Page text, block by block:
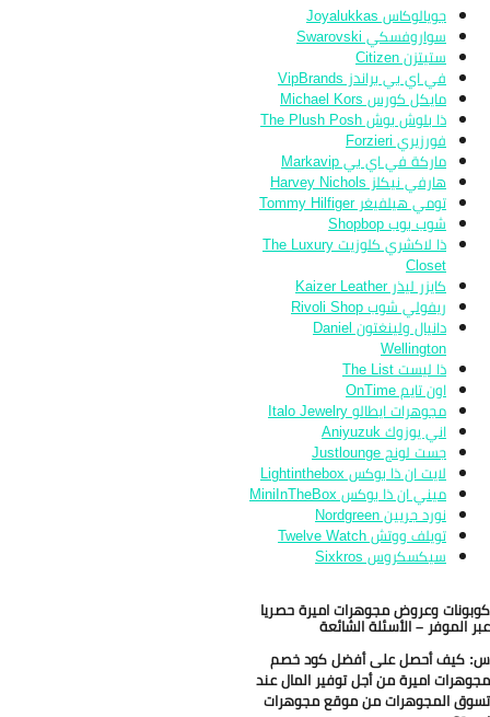
جويالوكاس Joyalukkas
سواروفسكي Swarovski
ستيتزن Citizen
في اي بي براندز VipBrands
مايكل كورس Michael Kors
ذا بلوش بوش The Plush Posh
فورزيري Forzieri
ماركة في اي بي Markavip
هارفي نيكلز Harvey Nichols
تومي هيلفيغر Tommy Hilfiger
شوب بوب Shopbop
ذا لاكشري كلوزيت The Luxury
Closet
كايزر ليذر Kaizer Leather
ريفولي شوب Rivoli Shop
دانيال ولينغتون Daniel
Wellington
ذا ليست The List
اون تايم OnTime
مجوهرات ايطالو Italo Jewelry
اني يوزوك Aniyuzuk
جست لونج Justlounge
لايت ان ذا بوكس Lightinthebox
ميني ان ذا بوكس MiniInTheBox
نورد جريين Nordgreen
تويلف ووتش Twelve Watch
سيكسكروس Sixkros
وعروض مجوهرات اميرة حصريا
الموفر – الأسئلة الشائعة
كيف أحصل على أفضل كود خصم
اميرة من أجل توفير المال عند
المجوهرات من موقع مجوهرات